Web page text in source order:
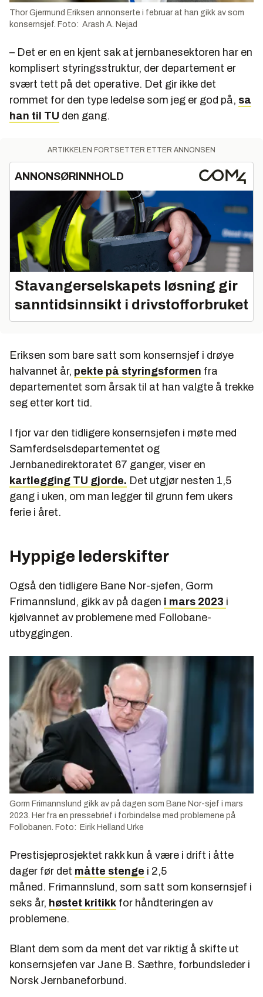
Thor Gjermund Eriksen annonserte i februar at han gikk av som
konsernsjef. Foto: Arash A. Nejad
– Det er en en kjent sak at jernbanesektoren har en
komplisert styringsstruktur, der departement er
svært tett på det operative. Det gir ikke det
rommet for den type ledelse som jeg er god på, sa
han til TU den gang.
ARTIKKELEN FORTSETTER ETTER ANNONSEN
ANNONSØRINNHOLD
Stavangerselskapets løsning gir
sanntidsinnsikt i drivstofforbruket
Eriksen som bare satt som konsernsjef i drøye
halvannet år, pekte på styringsformen fra
departementet som årsak til at han valgte å trekke
seg etter kort tid.
I fjor var den tidligere konsernsjefen i møte med
Samferdselsdepartementet og
Jernbanedirektoratet 67 ganger, viser en
kartlegging TU gjorde. Det utgjør nesten 1,5
gang i uken, om man legger til grunn fem ukers
ferie i året.
Hyppige lederskifter
Også den tidligere Bane Nor-sjefen, Gorm
Frimannslund, gikk av på dagen i mars 2023 i
kjølvannet av problemene med Follobane-
utbyggingen.
Gorm Frimannslund gikk av på dagen som Bane Nor-sjef i mars
2023. Her fra en pressebrief i forbindelse med problemene på
Follobanen. Foto: Eirik Helland Urke
Prestisjeprosjektet rakk kun å være i drift i åtte
dager før det måtte stenge i 2,5
måned. Frimannslund, som satt som konsernsjef i
seks år, høstet kritikk for håndteringen av
problemene.
Blant dem som da ment det var riktig å skifte ut
konsernsjefen var Jane B. Sæthre, forbundsleder i
Norsk Jernbaneforbund.